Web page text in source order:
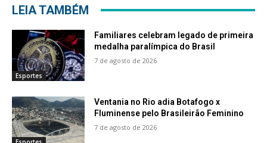
LEIA TAMBÉM
Esportes
Familiares celebram legado de primeira
medalha paralímpica do Brasil
7 de agosto de 2026
Ventania no Rio adia Botafogo x
Fluminense pelo Brasileirão Feminino
7 de agosto de 2026